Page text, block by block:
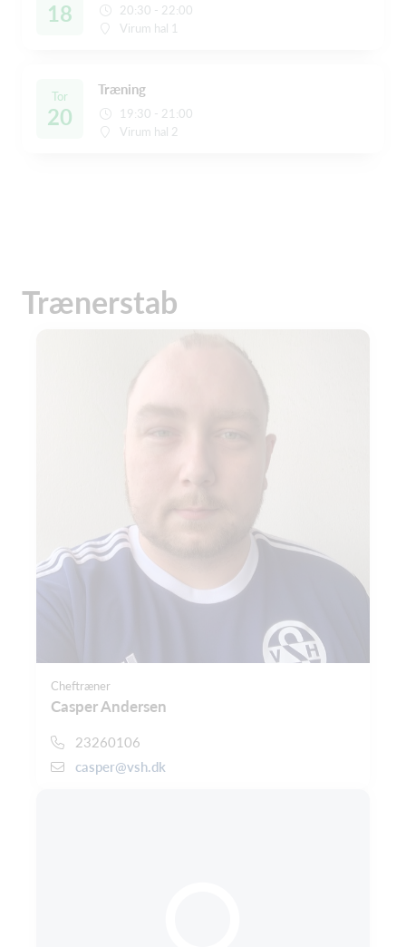
18
20:30 - 22:00
Virum hal 1
Tor
20
Træning
19:30 - 21:00
Virum hal 2
Trænerstab
Cheftræner
Casper Andersen
23260106
casper@vsh.dk